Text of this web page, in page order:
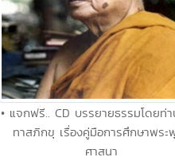
• แจกฟรี.. CD บรรยายธรรมโดยท่
ทาสภิกขุ เรื่องคู่มือการศึกษาพระ
ศาสนา